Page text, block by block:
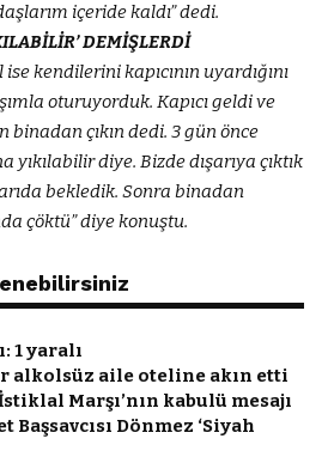
içeride kaldı” dedi.
DEMİŞLERDİ
kendilerini kapıcının uyardığını
oturuyorduk. Kapıcı geldi ve
binadan çıkın dedi. 3 gün önce
diye. Bizde dışarıya çıktık
bekledik. Sonra binadan
çöktü” diye konuştu.
1 yaralı
alkolsüz aile oteline akın etti
Marşı’nın kabulü mesajı
Dönmez ‘Siyah